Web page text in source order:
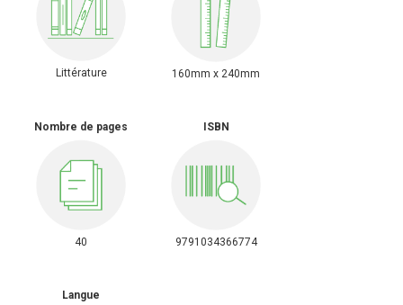
Littérature 160mm x 240mm
Nombre de pages
40
ISBN
9791034366774
Langue